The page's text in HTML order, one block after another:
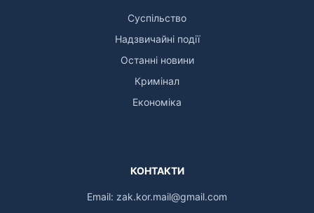
Суспільство
Надзвичайні події
Останні новини
Кримінал
Економіка
КОНТАКТИ
Email: zak.kor.mail@gmail.com